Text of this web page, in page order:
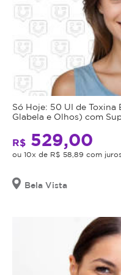
Só Hoje: 50 UI de Toxina
Glabela e Olhos) com
R$ 529,00
ou 10x de R$ 58,89 com
Bela Vista